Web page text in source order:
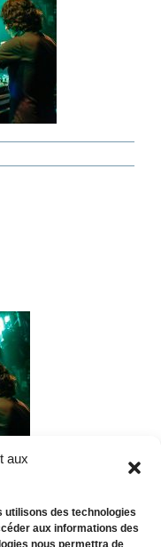
aux
utilisons des technologies
aux informations des
nous permettra de